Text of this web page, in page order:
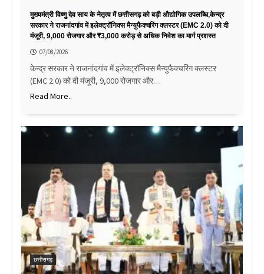
मुख्यमंत्री विष्णु देव साय के नेतृत्व में छत्तीसगढ़ को बड़ी औद्योगिक उपलब्धि,केन्द्र
सरकार ने राजनांदगांव में इलेक्ट्रॉनिक्स मैन्युफैक्चरिंग क्लस्टर (EMC 2.0) को दी
मंजूरी, 9,000 रोजगार और ₹3,000 करोड़ से अधिक निवेश का मार्ग प्रशस्त
07/08/2026
केन्द्र सरकार ने राजनांदगांव में इलेक्ट्रॉनिक्स मैन्युफैक्चरिंग क्लस्टर
(EMC 2.0) को दी मंजूरी, 9,000 रोजगार और…
Read More..
छत्तीसगढ़